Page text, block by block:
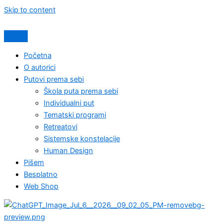
Skip to content
Početna
O autorici
Putovi prema sebi
Škola puta prema sebi
Individualni put
Tematski programi
Retreatovi
Sistemske konstelacije
Human Design
Pišem
Besplatno
Web Shop